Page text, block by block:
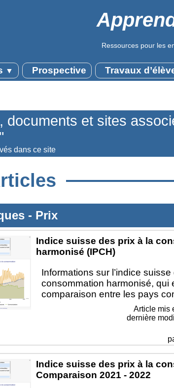
Ressources pour les
▼ Prospective Travaux
documents et sites
"
dans ce site
- Prix
Indice suisse des prix à la
harmonisé (IPCH)
Informations sur l’indice
consommation harmonisé, qui
comparaison entre les pays
Article mis
dernière
Indice suisse des prix à la
Comparaison 2021 - 2022